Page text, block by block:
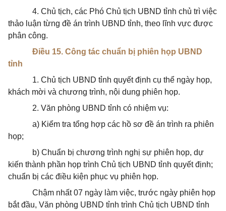
4. Chủ tịch, các Phó Chủ tịch UBND tỉnh chủ trì việc
thảo luận từng đề án trình UBND tỉnh, theo lĩnh vực được
phân công.
Điều 15. Công tác chuẩn bị phiên họp UBND
tỉnh
1. Chủ tịch UBND tỉnh quyết định cụ thể ngày họp,
khách mời và chương trình, nội dung phiên họp.
2. Văn phòng UBND tỉnh có nhiệm vụ:
a) Kiểm tra tổng hợp các hồ sơ đề án trình ra phiên
họp;
b) Chuẩn bị chương trình nghị sự phiên họp, dự
kiến thành phần họp trình Chủ tịch UBND tỉnh quyết định;
chuẩn bị các điều kiện phục vụ phiên họp.
Chậm nhất 07 ngày làm việc, trước ngày phiên họp
bắt đầu, Văn phòng UBND tỉnh trình Chủ tịch UBND tỉnh